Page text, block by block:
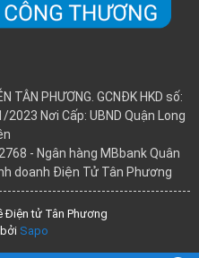
TÂN PHƯƠNG. GCNĐK HKD số:
Nơi Cấp: UBND Quận Long
- Ngân hàng MBbank Quân
doanh Điện Tử Tân Phương
Điện tử Tân Phương
Sapo